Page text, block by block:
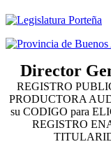
Director
REGISTRO
PRODUCTORA
su CODIGO para
REGISTRO